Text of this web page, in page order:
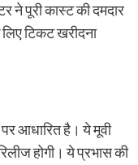
ने पूरी कास्ट की दमदार
टिकट खरीदना
पर आधारित है। ये मूवी
होगी। ये प्रभास की